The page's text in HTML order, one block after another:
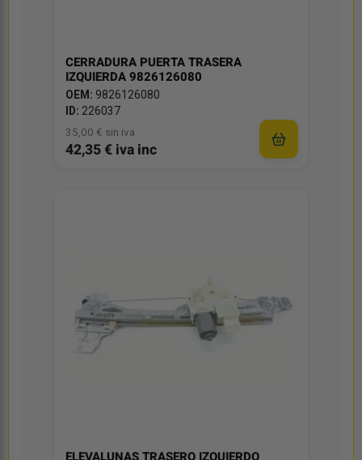
CERRADURA PUERTA TRASERA
IZQUIERDA 9826126080
OEM: 9826126080
ID: 226037
35,00 € sin iva
42,35 € iva inc